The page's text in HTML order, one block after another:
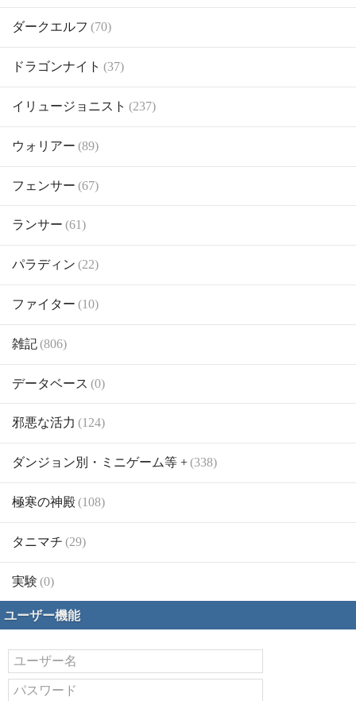
ダークエルフ (70)
ドラゴンナイト (37)
イリュージョニスト (237)
ウォリアー (89)
フェンサー (67)
ランサー (61)
パラディン (22)
ファイター (10)
雑記(806)
データベース (0)
邪悪な活力 (124)
ダンジョン別・ミニゲーム等 +(338)
極寒の神殿(108)
タニマチ (29)
実験 (0)
ユーザー機能